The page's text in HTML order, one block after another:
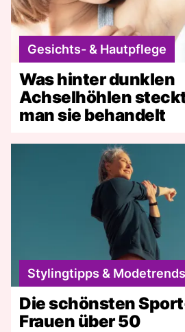
Gesichts- & Hautpflege
Was hinter dunklen
Achselhöhlen
man sie behandelt
Stylingtipps & Modetrends
Die schönsten
Frauen über 50